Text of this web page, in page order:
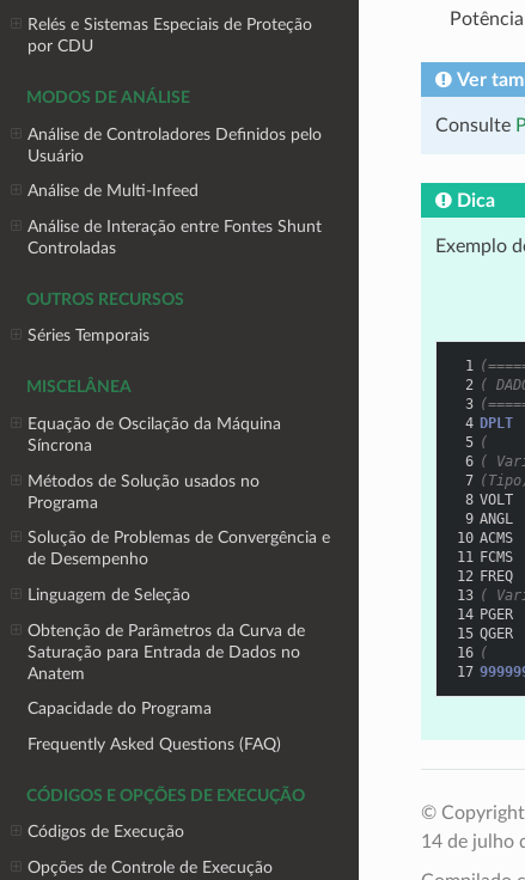
Relés e Sistemas Especiais de Proteção
por CDU
MODOS DE ANÁLISE
Análise de Controladores Definidos pelo
Usuário
Análise de Multi-Infeed
Análise de Interação entre Fontes Shunt
Controladas
OUTROS RECURSOS
Séries Temporais
MISCELÂNEA
Equação de Oscilação da Máquina
Síncrona
Métodos de Solução usados no
Programa
Solução de Problemas de Convergência e
de Desempenho
Linguagem de Seleção
Obtenção de Parâmetros da Curva de
Saturação para Entrada de Dados no
Anatem
Capacidade do Programa
Frequently Asked Questions (FAQ)
CÓDIGOS E OPÇÕES DE EXECUÇÃO
Códigos de Execução
Opções de Controle de Execução
Ver
Consulte
Dica
Exemplo
1
2 (
3
4 DPLT
5 (
6 (
7
8
9
10
11
12
13 (
14
15
16 (
17
© Copyright
14 de julho